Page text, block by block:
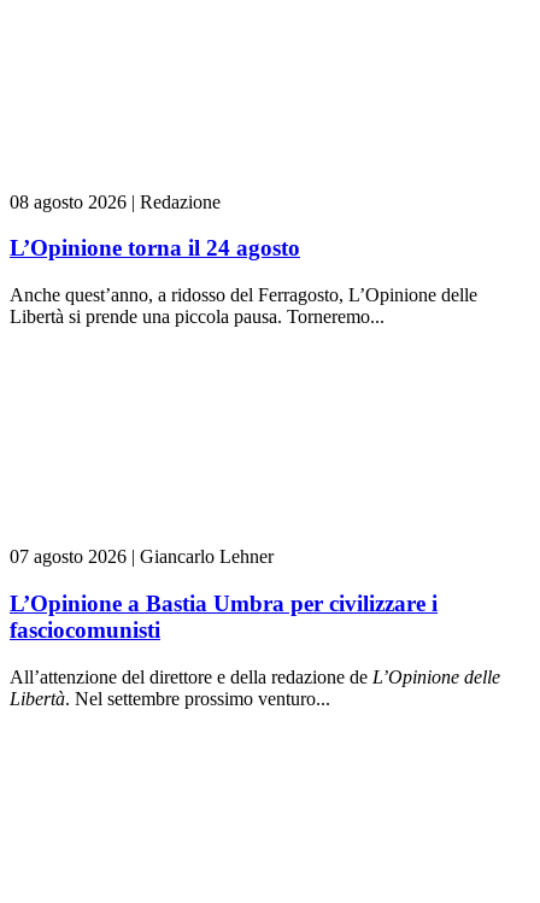
08 agosto 2026 | Redazione
L’Opinione torna il 24 agosto
Anche quest’anno, a ridosso del Ferragosto, L’Opinione delle
Libertà si prende una piccola pausa. Torneremo...
07 agosto 2026 | Giancarlo Lehner
L’Opinione a Bastia Umbra per civilizzare i
fasciocomunisti
All’attenzione del direttore e della redazione de L’Opinione delle
Libertà. Nel settembre prossimo venturo...